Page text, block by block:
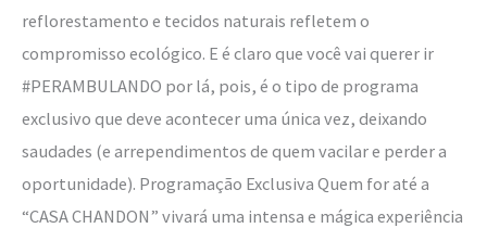
reflorestamento e tecidos naturais refletem o
compromisso ecológico. E é claro que você vai querer ir
#PERAMBULANDO por lá, pois, é o tipo de programa
exclusivo que deve acontecer uma única vez, deixando
saudades (e arrependimentos de quem vacilar e perder a
oportunidade). Programação Exclusiva Quem for até a
“CASA CHANDON” vivará uma intensa e mágica experiência